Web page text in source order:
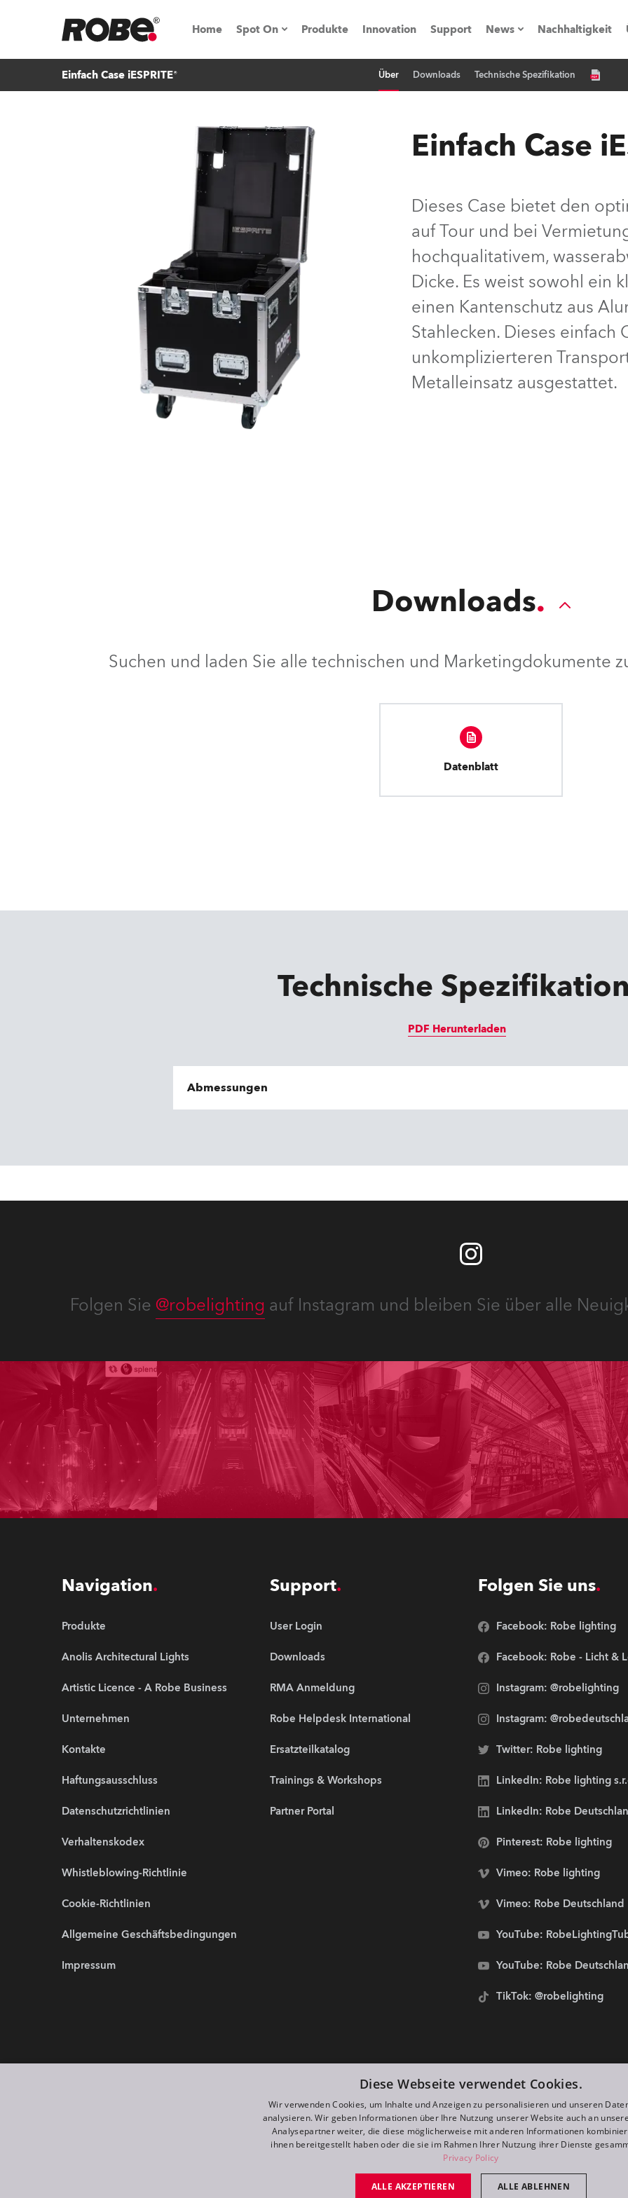
Home Spot On
NRG (Next Robe Generation)
Germany
Tipps, Tricks und Tutorials
RoboSpot Tutorials
Robe On Location
Robe On The Road
Robe lighting's technology SHED
ProMotion Lighting
Produkte Innovation Support News
Pressemitteilungen
Nachhaltigkeit
Einfach Case iESPRITE® Über Downloads Technische Spezifikation
Einfach Case
Dieses Case bietet den
auf Tour und bei
hochqualitativem,
Dicke. Es weist sowohl ein
einen Kantenschutz aus
Stahlecken. Dieses einfach
unkomplizierteren
Metalleinsatz ausgestattet.
Downloads
Suchen und laden Sie alle technischen und Marketingdokumente
Datenblatt
Technische
PDF Herunterladen
Abmessungen
Folgen Sie @robelighting auf Instagram und bleiben Sie über alle
Navigation
Produkte
Anolis Architectural Lights
Artistic Licence - A Robe Business
Unternehmen
Kontakte
Haftungsausschluss
Datenschutzrichtlinien
Verhaltenskodex
Whistleblowing-Richtlinie
Cookie-Richtlinien
Allgemeine Geschäftsbedingungen
Impressum
Support
User Login
Downloads
RMA Anmeldung
Robe Helpdesk International
Ersatzteilkatalog
Trainings & Workshops
Partner Portal
Folgen Sie uns
Facebook: Robe lighting
Facebook: Robe - Licht &
Instagram: @robelighting
Instagram:
Twitter: Robe lighting
LinkedIn: Robe lighting
LinkedIn: Robe
Pinterest: Robe lighting
Vimeo: Robe lighting
Vimeo: Robe Deutschland
YouTube:
YouTube: Robe
TikTok: @robelighting
Diese Webseite verwendet Cookies.
Wir verwenden Cookies, um Inhalte und Anzeigen zu personalisieren und unseren
analysieren. Wir geben Informationen über Ihre Nutzung unserer Website auch an
Analysepartner weiter, die diese möglicherweise mit anderen Informationen
ihnen bereitgestellt haben oder die sie im Rahmen Ihrer Nutzung ihrer Dienste
Privacy Policy
ALLE AKZEPTIEREN ALLE ABLEHNEN